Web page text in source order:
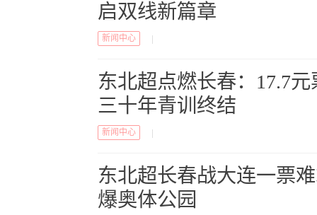
启双线新篇章
新闻中心
东北超点燃长春：17.7
三十年青训终结
新闻中心
东北超长春战大连一票
爆奥体公园